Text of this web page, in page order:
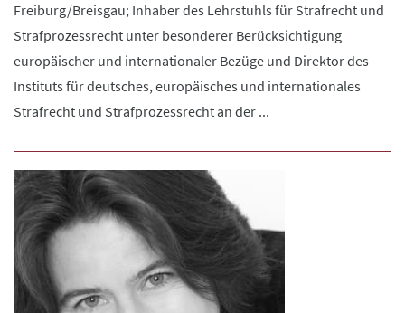
Freiburg/Breisgau; Inhaber des Lehrstuhls für Strafrecht und
Strafprozessrecht unter besonderer Berücksichtigung
europäischer und internationaler Bezüge und Direktor des
Instituts für deutsches, europäisches und internationales
Strafrecht und Strafprozessrecht an der ...